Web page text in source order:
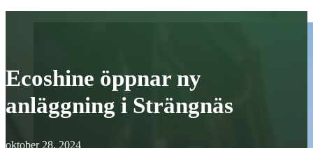
Ecoshine öppnar ny
anläggning i Strängnäs
oktober 28, 2024